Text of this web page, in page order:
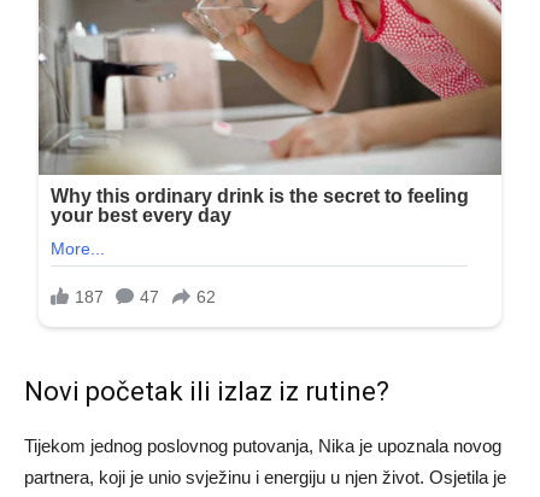
Novi početak ili izlaz iz rutine?
Tijekom jednog poslovnog putovanja, Nika je upoznala novog
partnera, koji je unio svježinu i energiju u njen život. Osjetila je